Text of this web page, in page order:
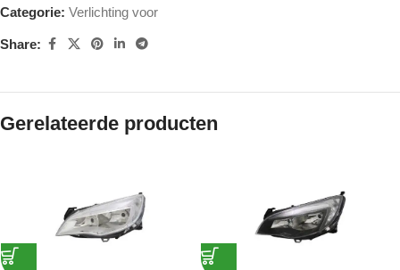
Categorie: Verlichting voor
Share:
Gerelateerde producten